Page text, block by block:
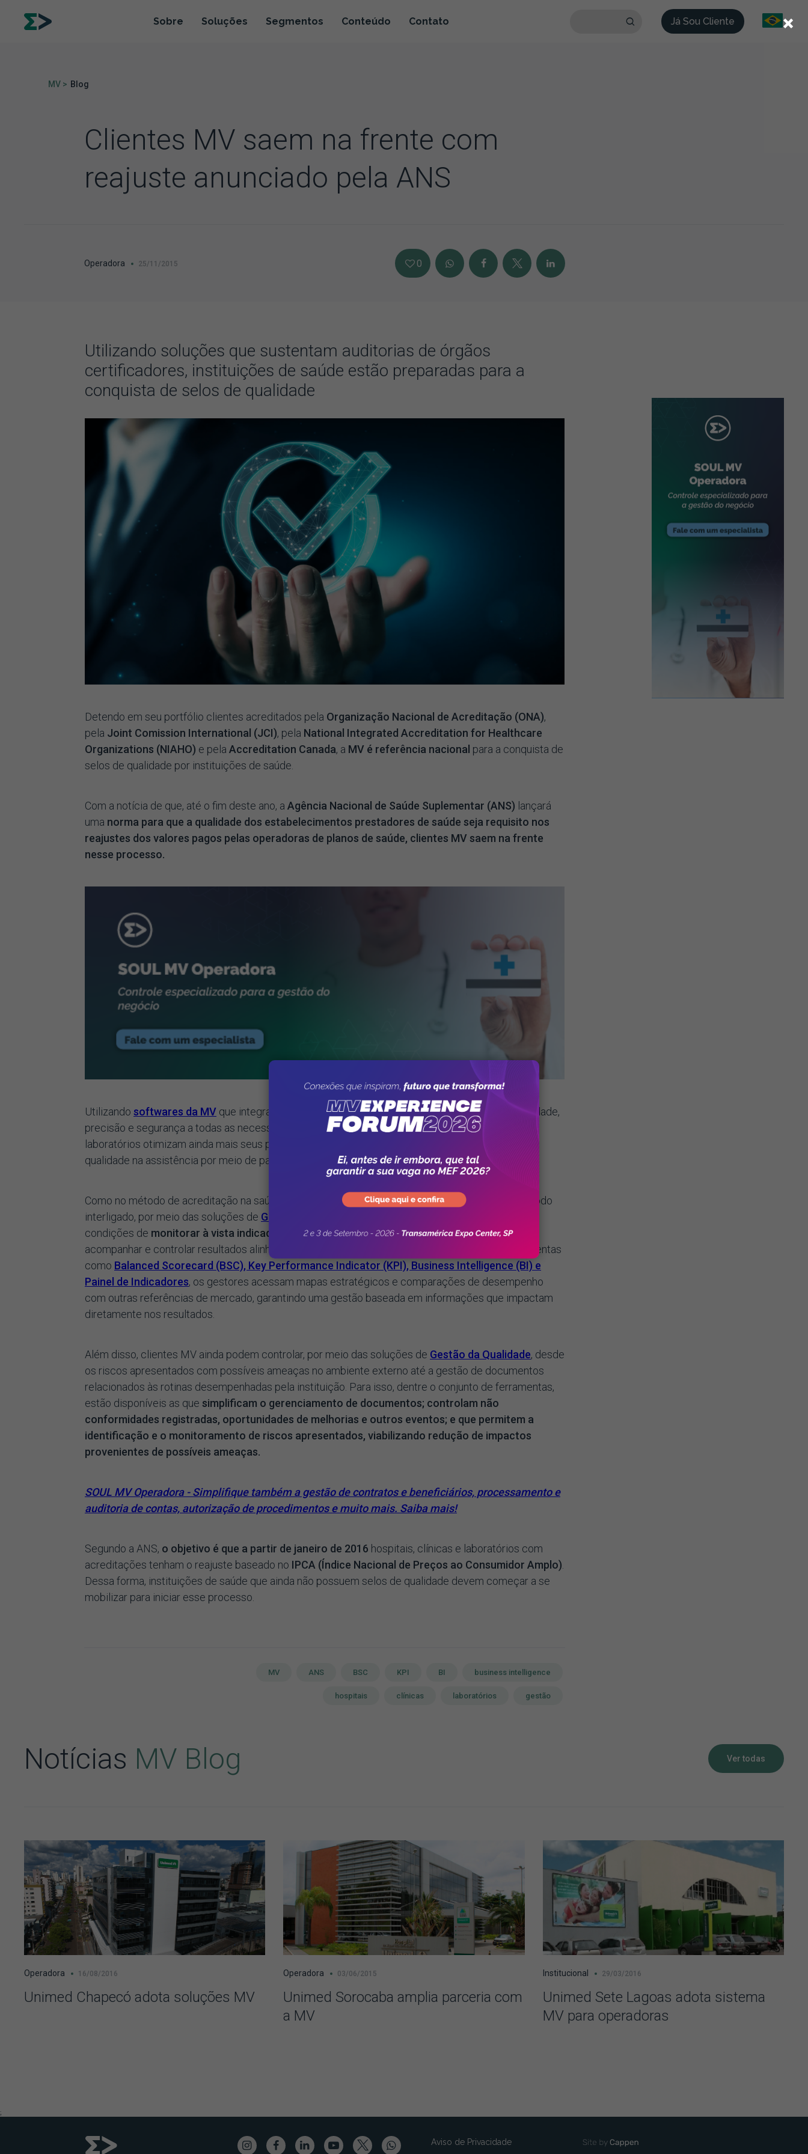
Sobre Soluções Segmentos Conteúdo Contato Já Sou Cliente
MV > Blog
Clientes MV saem na frente com
reajuste anunciado pela ANS
Operadora 25/11/2015 0
Utilizando soluções que sustentam auditorias de órgãos
certificadores, instituições de saúde estão preparadas para a
conquista de selos de qualidade
Detendo em seu portfólio clientes acreditados pela Organização Nacional de Acreditação (ONA),
pela Joint Comission International (JCI), pela National Integrated Accreditation for Healthcare
Organizations (NIAHO) e pela Accreditation Canada, a MV é referência nacional para a conquista de
selos de qualidade por instituições de saúde.
Com a notícia de que, até o fim deste ano, a Agência Nacional de Saúde Suplementar (ANS) lançará
uma norma para que a qualidade dos estabelecimentos prestadores de saúde seja requisito nos
reajustes dos valores pagos pelas operadoras de planos de saúde, clientes MV saem na frente
nesse processo.
Utilizando softwares da MV que integram diversas soluções para responder com eficiência, agilidade,
precisão e segurança a todas as necessidades de gestão da informação, hospitais, clínicas e
laboratórios otimizam ainda mais seus processos e garantem maior eficiência para a conquista de
qualidade na assistência por meio de padrões previamente definidos.
Como no método de acreditação na saúde não se avalia setores isoladamente e, sim, todos de modo
interligado, por meio das soluções de Gestão Estratégica da MV
condições de monitorar à vista indicadores assistenciais, administrativos e financeirospara
acompanhar e controlar resultados alinhados com a visão e a estratégia institucional. Com ferramentas
como Balanced Scorecard (BSC), Key Performance Indicator (KPI), Business Intelligence (BI) e
Painel de Indicadores, os gestores acessam mapas estratégicos e comparações de desempenho
com outras referências de mercado, garantindo uma gestão baseada em informações que impactam
diretamente nos resultados.
Além disso, clientes MV ainda podem controlar, por meio das soluções de Gestão da Qualidade, desde
os riscos apresentados com possíveis ameaças no ambiente externo até a gestão de documentos
relacionados às rotinas desempenhadas pela instituição. Para isso, dentre o conjunto de ferramentas,
estão disponíveis as que simplificam o gerenciamento de documentos; controlam não
conformidades registradas, oportunidades de melhorias e outros eventos; e que permitem a
identificação e o monitoramento de riscos apresentados, viabilizando redução de impactos
provenientes de possíveis ameaças.
SOUL MV Operadora - Simplifique também a gestão de contratos e beneficiários, processamento e
auditoria de contas, autorização de procedimentos e muito mais. Saiba mais!
Segundo a ANS, o objetivo é que a partir de janeiro de 2016 hospitais, clínicas e laboratórios com
acreditações tenham o reajuste baseado no IPCA (Índice Nacional de Preços ao Consumidor Amplo)
Dessa forma, instituições de saúde que ainda não possuem selos de qualidade devem começar a se
mobilizar para iniciar esse processo.
MV ANS BSC KPI BI business intelligence
hospitais clínicas laboratórios gestão
Notícias MV Blog Ver todas
Operadora 16/08/2016
Unimed Chapecó adota soluções MV
Operadora 03/06/2015
Unimed Sorocaba amplia parceria com
a MV
Institucional 29/03/2016
Unimed Sete Lagoas adota sistema
MV para operadoras
;
Aviso de Privacidade
×